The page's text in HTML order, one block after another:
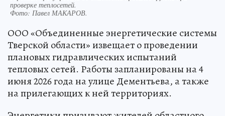
проверке теплосетей.
Фото: Павел МАКАРОВ.
ООО «Объединенные энергетические системы
Тверской области» извещает о проведении
плановых гидравлических испытаний
тепловых сетей. Работы запланированы на 4
июня 2026 года на улице Дементьева, а также
на прилегающих к ней территориях.